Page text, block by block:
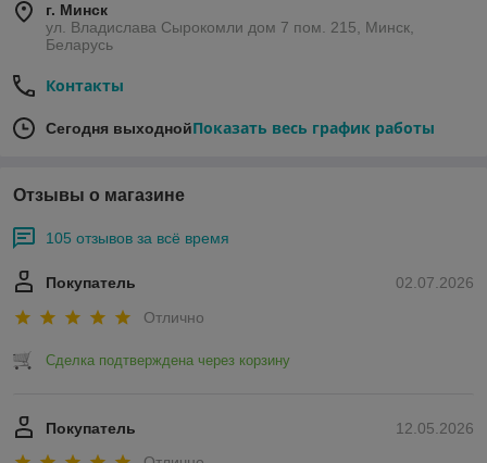
г. Минск
ул. Владислава Сырокомли дом 7 пом. 215, Минск,
Беларусь
Контакты
Сегодня выходнойПоказать весь график работы
Отзывы о магазине
105 отзывов за всё время
02.07.2026
Покупатель
Отлично
Сделка подтверждена через корзину
12.05.2026
Покупатель